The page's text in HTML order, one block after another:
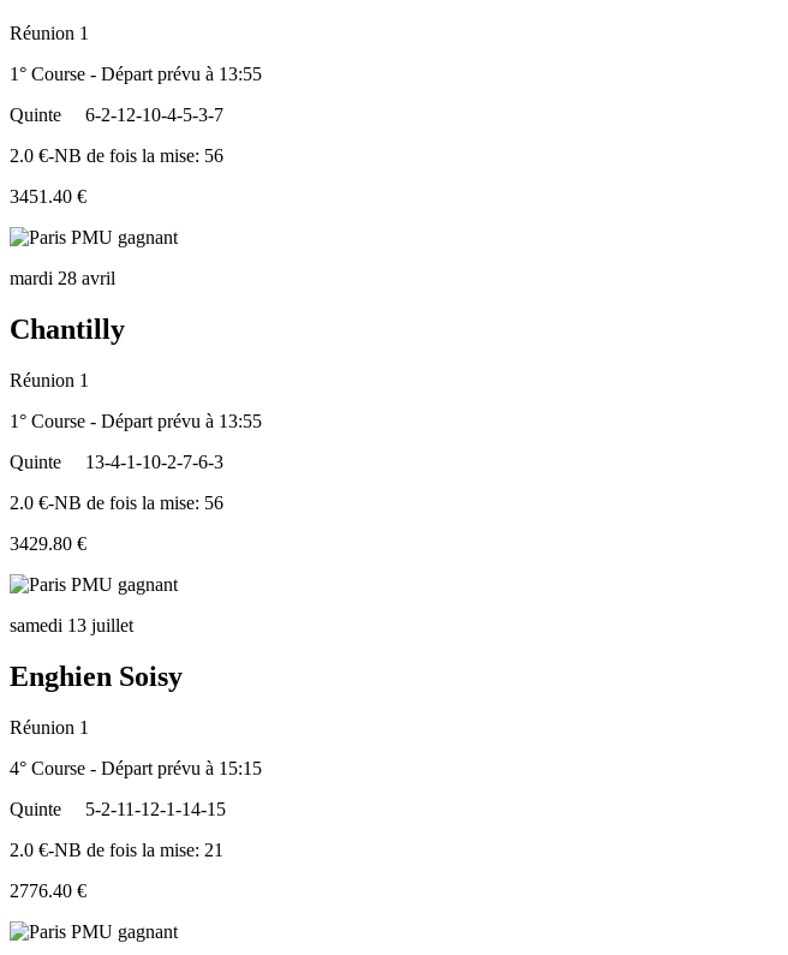
Réunion 1
1° Course - Départ prévu à 13:55
Quinte
6-2-12-10-4-5-3-7
2.0 €-NB de fois la mise: 56
3451.40 €
mardi 28 avril
Chantilly
Réunion 1
1° Course - Départ prévu à 13:55
Quinte
13-4-1-10-2-7-6-3
2.0 €-NB de fois la mise: 56
3429.80 €
samedi 13 juillet
Enghien Soisy
Réunion 1
4° Course - Départ prévu à 15:15
Quinte
5-2-11-12-1-14-15
2.0 €-NB de fois la mise: 21
2776.40 €